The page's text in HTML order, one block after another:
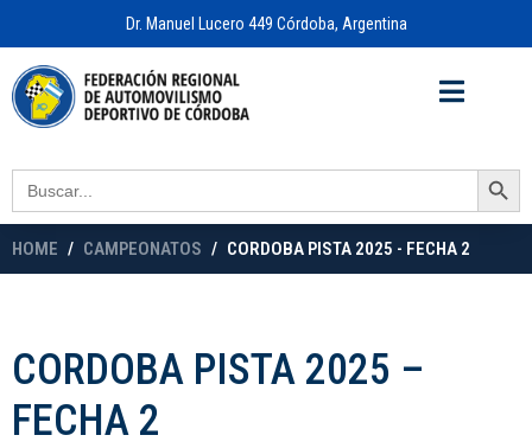
Dr. Manuel Lucero 449 Córdoba, Argentina
Search
for:
Search Button
HOME CAMPEONATOS CORDOBA PISTA 2025 - FECHA 2
CORDOBA PISTA 2025 –
FECHA 2